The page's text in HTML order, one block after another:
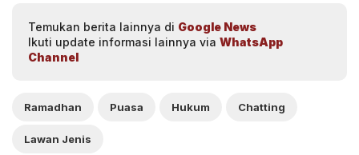
Temukan berita lainnya di Google News
Ikuti update informasi lainnya via WhatsApp
Channel
Ramadhan Puasa Hukum Chatting
Lawan Jenis